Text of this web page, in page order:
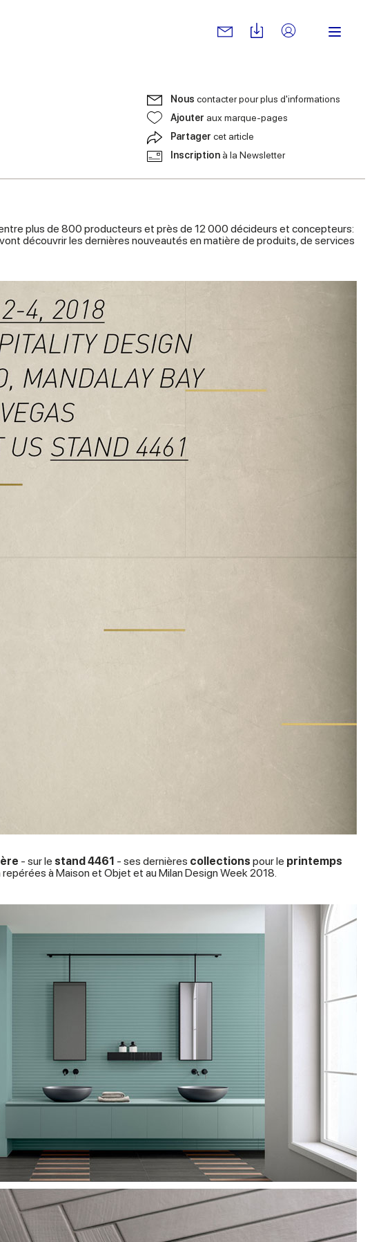
Nous contacter pour plus d'informations
Ajouter aux marque-pages
Partager cet article
Inscription à la Newsletter
plus de 800 producteurs et près de 12 000 décideurs et concepteurs:
découvrir les dernières nouveautés en matière de produits, de services
- sur le stand 4461 - ses dernières collections pour le printemps
à Maison et Objet et au Milan Design Week 2018.